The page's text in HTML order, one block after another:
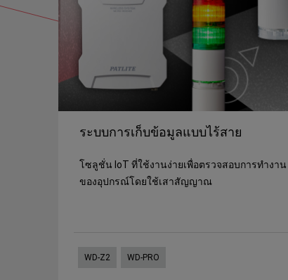
ระบบการเก็บข้อมูลแบบไร้สาย
โซลูชั่น IoT ที่ใช้งานง่ายเพื่อตรวจสอบการทำงาน
ของอุปกรณ์โดยใช้เสาสัญญาณ
WD-Z2 WD-PRO